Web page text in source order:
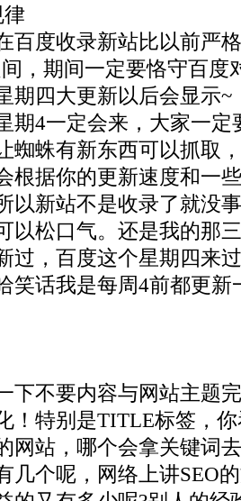
律
百度收录新站比以前严
，期间一定要恪守百度
期四大更新以后会显示~
期4一定会来，大家一定
蜘蛛有新东西可以抓取
根据你的更新速度和一
以新站不是收录了就没
以松口气。还是我的那
过，百度这个星期四来
笑话我是每周4前都更新
下不要内容与网站主题
！特别是TITLE标签，
网站，哪个会拿关键词
几个呢，网络上讲SEO